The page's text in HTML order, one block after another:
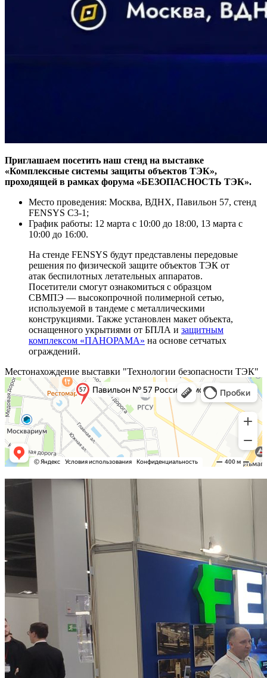
Приглашаем посетить наш стенд на выставке
«Комплексные системы защиты объектов ТЭК»,
проходящей в рамках форума «БЕЗОПАСНОСТЬ ТЭК».
Место проведения: Москва, ВДНХ, Павильон 57, стенд
FENSYS С3-1;
График работы: 12 марта с 10:00 до 18:00, 13 марта с
10:00 до 16:00.
На стенде FENSYS будут представлены передовые
решения по физической защите объектов ТЭК от
атак беспилотных летательных аппаратов.
Посетители смогут ознакомиться с образцом
СВМПЭ — высокопрочной полимерной сетью,
используемой в тандеме с металлическими
конструкциями. Также установлен макет объекта,
оснащенного укрытиями от БПЛА и защитным
комплексом «ПАНОРАМА» на основе сетчатых
ограждений.
Местонахождение выставки "Технологии безопасности ТЭК"